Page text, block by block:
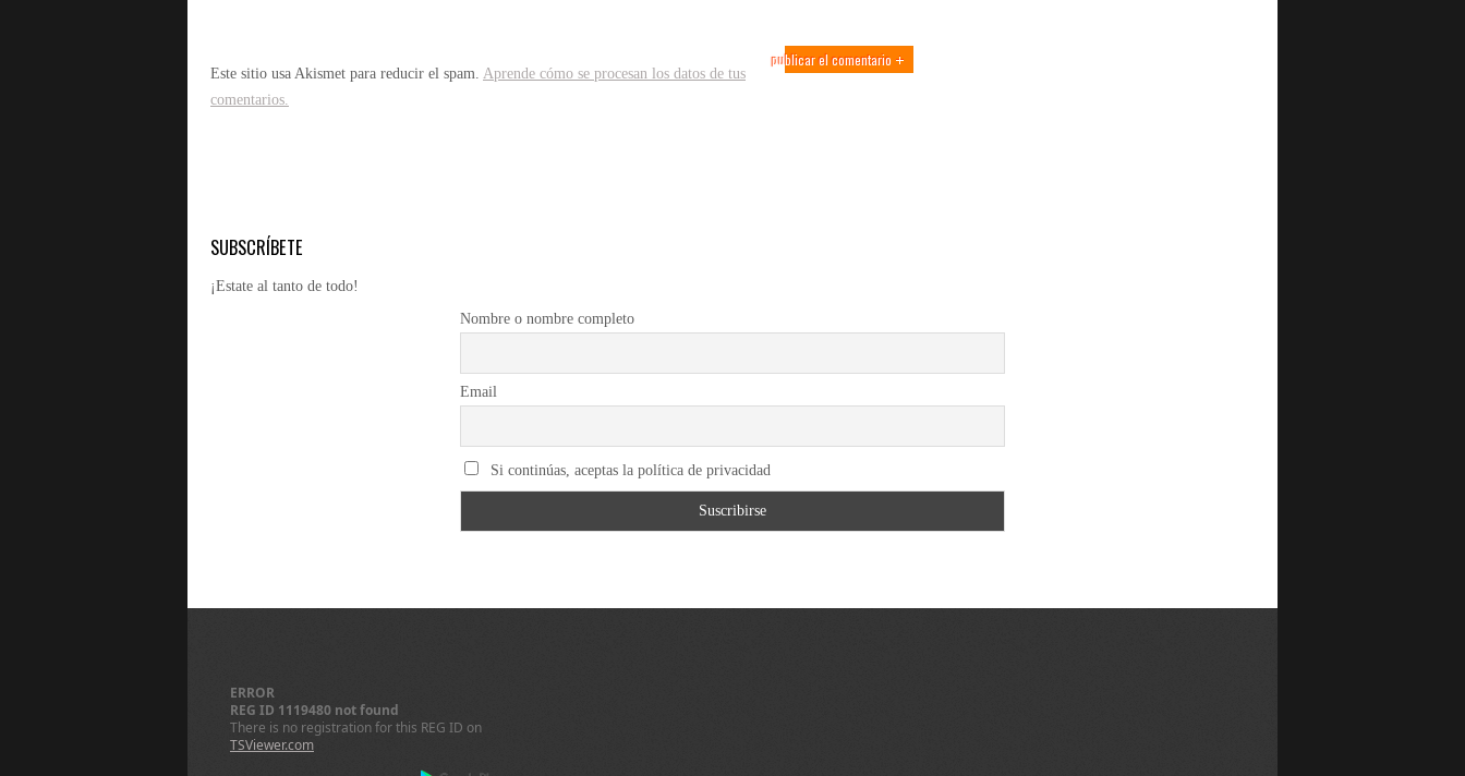
Este sitio usa Akismet para reducir el spam. Aprende cómo se procesan los datos de tus
comentarios.
SUBSCRÍBETE
¡Estate al tanto de todo!
Nombre o nombre completo
Email
Si continúas, aceptas la política de privacidad
ERROR
REG ID 1119480 not found
There is no registration for this REG ID on
TSViewer.com